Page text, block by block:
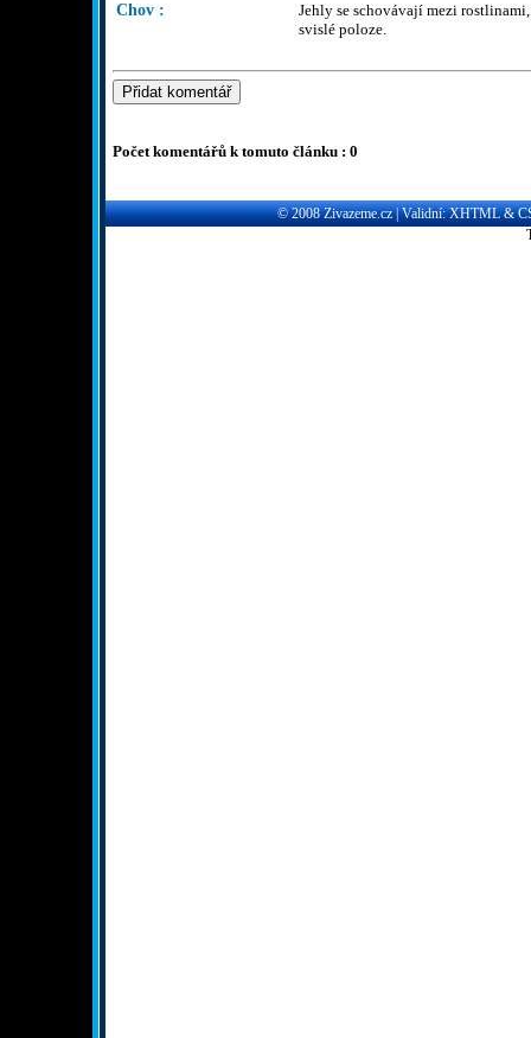
Chov :
Jehly se schovávají mezi
svislé poloze.
Počet komentářů k tomuto článku : 0
© 2008Zivazeme.cz| Validní:XHTML&